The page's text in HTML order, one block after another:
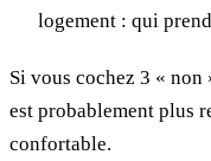
logement : qui
Si vous cochez 3 « non
est probablement plus
confortable.